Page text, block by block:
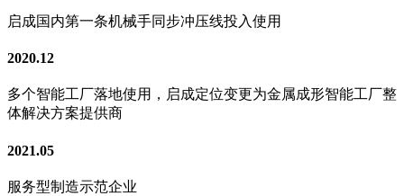
启成国内第一条机械手同步冲压线投入使用
2020.12
多个智能工厂落地使用，启成定位变更为金属成形智能工厂整
体解决方案提供商
2021.05
服务型制造示范企业